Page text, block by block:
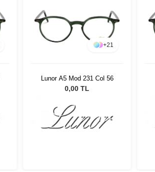
+21
Lunor A5 Mod 231 Col 56
0,00 TL